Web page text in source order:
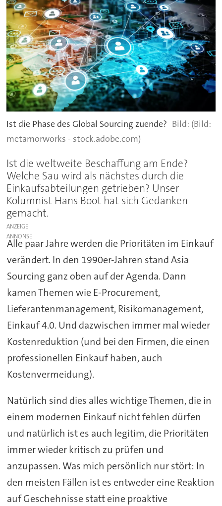
Ist die Phase des Global Sourcing zuende?
(Bild:
metamorworks - stock.adobe.com)
Ist die weltweite Beschaffung am Ende?
Welche Sau wird als nächstes durch die
Einkaufsabteilungen getrieben? Unser
Kolumnist Hans Boot hat sich Gedanken
gemacht.
ANZEIGE
Alle paar Jahre werden die Prioritäten im Einkauf
verändert. In den 1990er-Jahren stand Asia
Sourcing ganz oben auf der Agenda. Dann
kamen Themen wie E-Procurement,
Lieferantenmanagement, Risikomanagement,
Einkauf 4.0. Und dazwischen immer mal wieder
Kostenreduktion (und bei den Firmen, die einen
professionellen Einkauf haben, auch
Kostenvermeidung).
Natürlich sind dies alles wichtige Themen, die in
einem modernen Einkauf nicht fehlen dürfen
und natürlich ist es auch legitim, die Prioritäten
immer wieder kritisch zu prüfen und
anzupassen. Was mich persönlich nur stört: In
den meisten Fällen ist es entweder eine Reaktion
auf Geschehnisse statt eine proaktive